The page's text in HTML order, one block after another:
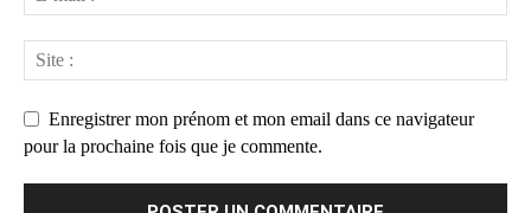
Enregistrer mon prénom et mon email dans ce navigateur
pour la prochaine fois que je commente.